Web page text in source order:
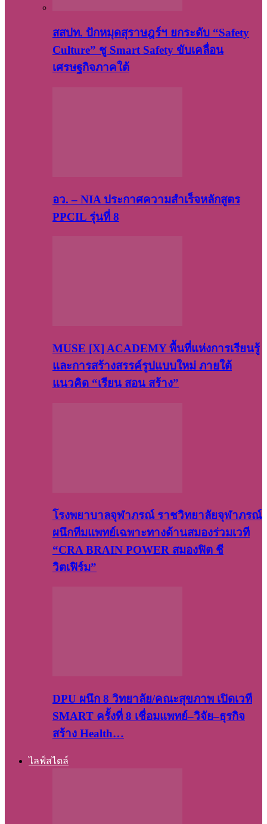
สสปท. ปักหมุดสุราษฎร์ฯ ยกระดับ “Safety
Culture” ชู Smart Safety ขับเคลื่อน
เศรษฐกิจภาคใต้
อว. – NIA ประกาศความสำเร็จหลักสูตร
PPCIL รุ่นที่ 8
MUSE [X] ACADEMY พื้นที่แห่งการเรียนรู้
และการสร้างสรรค์รูปแบบใหม่ ภายใต้
แนวคิด “เรียน สอน สร้าง”
โรงพยาบาลจุฬาภรณ์ ราชวิทยาลัยจุฬาภรณ์
ผนึกทีมแพทย์เฉพาะทางด้านสมองร่วมเวที
“CRA BRAIN POWER สมองฟิต ชี
วิตเฟิร์ม”
DPU ผนึก 8 วิทยาลัย/คณะสุขภาพ เปิดเวที
SMART ครั้งที่ 8 เชื่อมแพทย์–วิจัย–ธุรกิจ
สร้าง Health…
ไลฟ์สไตล์